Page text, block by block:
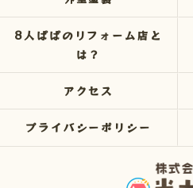
8人ぱぱのリフォーム店と
は？
アクセス
プライバシーポリシー